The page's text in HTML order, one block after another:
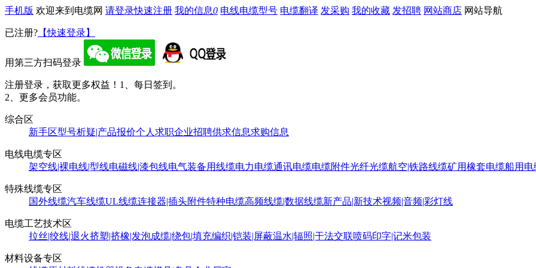
手机版 欢迎来到电缆网 请登录快速注册 我的信息0 电线电缆型号 电缆翻译 发采购 我的收藏 发招聘 网站商店 网站导航
已注册? 【快速登录】
用第三方扫码登录
注册登录，获取更多权益！ 1、每日签到。
2、更多会员功能。
综合区
新手区型号析疑|产品报价个人求职企业招聘供求信息求购信息
电线电缆专区
架空线|裸电线|型线电磁线|漆包线电气装备用线缆电力电缆通讯电缆电缆附件光纤光缆航空|铁路线缆矿用橡套电缆船用电
特殊线缆专区
国外线缆汽车线缆UL线缆连接器|插头附件特种电缆高频线缆|数据线缆新产品|新技术视频|音频|彩灯线
电缆工艺技术区
拉丝|绞线|退火挤塑|挤橡|发泡成缆|绕包|填充编织|铠装|屏蔽温水|辐照|干法交联喷码印字|记米包装
材料设备专区